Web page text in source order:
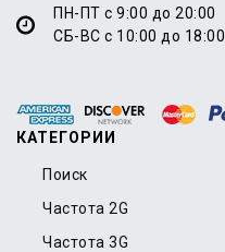
ПН-ПТ с 9:00 до 20:00
СБ-ВС с 10:00 до 18:00
КАТЕГОРИИ
Поиск
Частота 2G
Частота 3G